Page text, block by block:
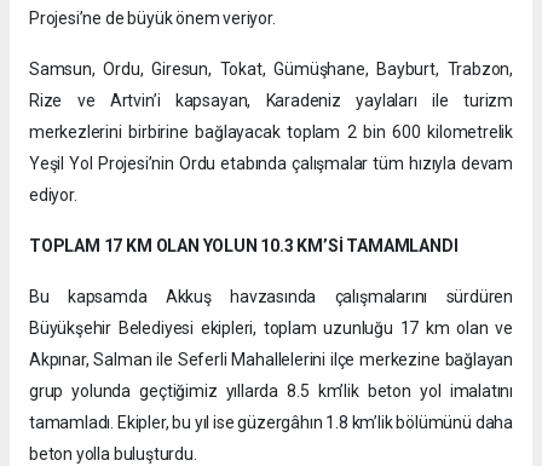
Projesi’ne de büyük önem veriyor.
Samsun, Ordu, Giresun, Tokat, Gümüşhane, Bayburt, Trabzon,
Rize ve Artvin’i kapsayan, Karadeniz yaylaları ile turizm
merkezlerini birbirine bağlayacak toplam 2 bin 600 kilometrelik
Yeşil Yol Projesi’nin Ordu etabında çalışmalar tüm hızıyla devam
ediyor.
TOPLAM 17 KM OLAN YOLUN 10.3 KM’Sİ TAMAMLANDI
Bu kapsamda Akkuş havzasında çalışmalarını sürdüren
Büyükşehir Belediyesi ekipleri, toplam uzunluğu 17 km olan ve
Akpınar, Salman ile Seferli Mahallelerini ilçe merkezine bağlayan
grup yolunda geçtiğimiz yıllarda 8.5 km’lik beton yol imalatını
tamamladı. Ekipler, bu yıl ise güzergâhın 1.8 km’lik bölümünü daha
beton yolla buluşturdu.